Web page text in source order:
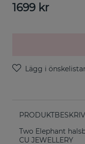
1699 kr
Two Elephant
CU JEWELLERY